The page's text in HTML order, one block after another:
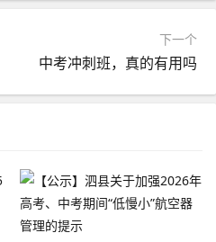
下一个
中考冲刺班，真的有用吗